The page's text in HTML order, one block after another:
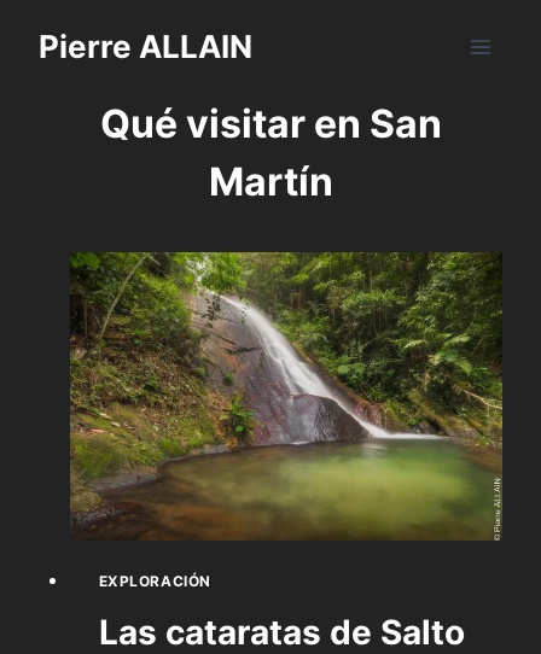
Pierre ALLAIN
Qué visitar en San
Martín
EXPLORACIÓN
Las cataratas de Salto